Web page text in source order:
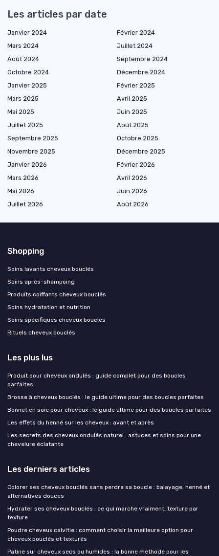
Les articles par date
Janvier 2024
Février 2024
Mars 2024
Juillet 2024
Août 2024
Septembre 2024
Octobre 2024
Décembre 2024
Janvier 2025
Février 2025
Mars 2025
Avril 2025
Mai 2025
Juin 2025
Juillet 2025
Août 2025
Septembre 2025
Octobre 2025
Novembre 2025
Décembre 2025
Janvier 2026
Février 2026
Mars 2026
Avril 2026
Mai 2026
Juin 2026
Juillet 2026
Août 2026
Shopping
Soins lavants cheveux bouclés
Soins après-shampoing
Produits coiffants cheveux bouclés
Soins hydratation et nutrition
Soins spécifiques cheveux bouclés
Rituels cheveux bouclés
Les plus lus
Produit pour cheveux ondulés : guide complet pour des boucles
parfaites
Brosse à cheveux bouclés : le guide ultime pour des boucles parfaites
Bonnet en soie pour cheveux : le guide ultime pour des boucles parfaites
Les effets du henné sur les cheveux : avant et après
Les secrets des cheveux ondulés naturel : astuces et soins pour une
chevelure éclatante
Les derniers articles
Colorer ses cheveux bouclés sans perdre sa boucle : balayage, henné et
alternatives douces
Hydrater ses cheveux bouclés : ce qui marche vraiment, texture par
texture
Poudre cheveux calvitie : comment choisir la meilleure option pour
cheveux bouclés et texturés
Patine sur cheveux secs ou humides : la bonne méthode pour les